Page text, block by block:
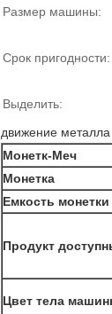
Размер машины:
Срок пригодности:
Выделить:
движение металла
Монетк-Меч
Монетка
Емкость монетки
Продукт
Цвет тела